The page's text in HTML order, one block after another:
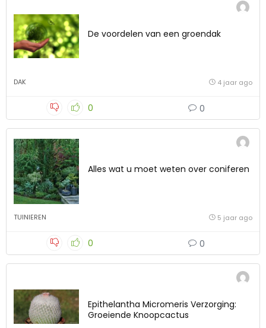
De voordelen van een groendak
DAK 4 jaar ago
0 0
Alles wat u moet weten over coniferen
TUINIEREN 5 jaar ago
0 0
Epithelantha Micromeris Verzorging:
Groeiende Knoopcactus